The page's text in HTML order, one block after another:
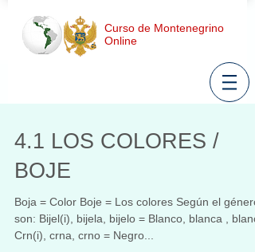
Curso de Montenegrino
Online
4.1 LOS COLORES /
BOJE
​Boja = Color Boje = Los colores Según el género
son: Bijel(i), bijela, bijelo = Blanco, blanca ,
Crn(i), crna, crno = Negro...